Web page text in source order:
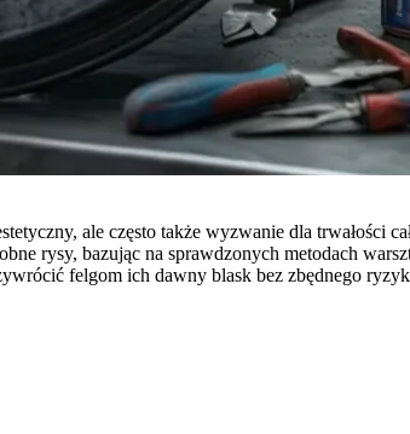
ale często także wyzwanie dla trwałości
rysy, bazując na sprawdzonych metodach
felgom ich dawny blask bez zbędnego